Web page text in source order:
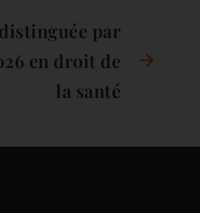
par
en droit de
la santé